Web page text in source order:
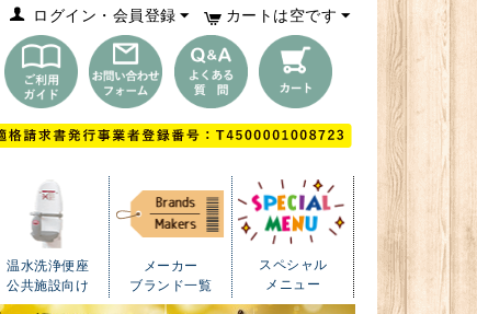
カートは空です
ログイン・会員登録
温水洗浄便座
公共施設向け
メーカー
ブランド一覧
スペシャル
メニュー